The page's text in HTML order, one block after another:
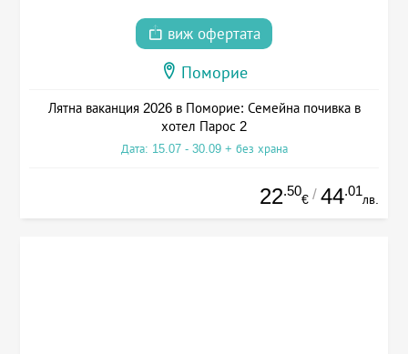
виж офертата
Поморие
Лятна ваканция 2026 в Поморие: Семейна почивка в
хотел Парос 2
Дата: 15.07 - 30.09 + без храна
22.50
€ / 44.01
лв.